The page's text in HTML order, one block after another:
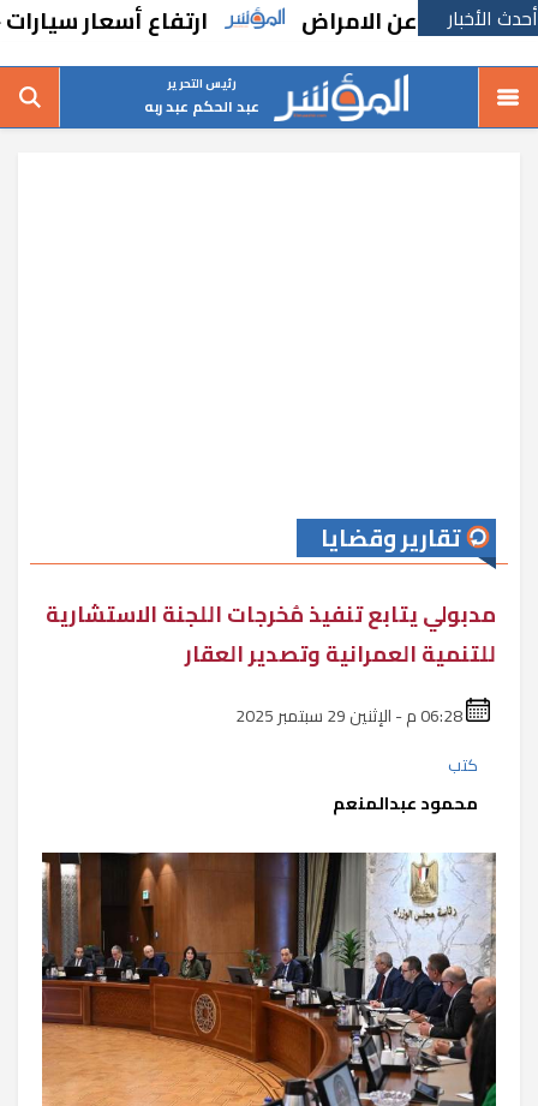
أحدث الأخبار ارتفاع أسعار سيارات «هافال
رئيس التحرير
عبد الحكم عبد ربه
تقارير وقضايا
مدبولي يتابع تنفيذ مُخرجات اللجنة الاستشارية
للتنمية العمرانية وتصدير العقار
كتب
محمود عبدالمنعم